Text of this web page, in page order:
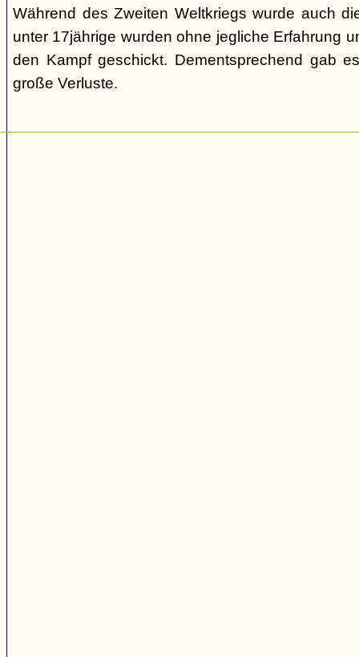
Während des Zweiten Weltkriegs wurde auch
unter 17jährige wurden ohne jegliche Erfahrung
den Kampf geschickt. Dementsprechend gab
große Verluste.